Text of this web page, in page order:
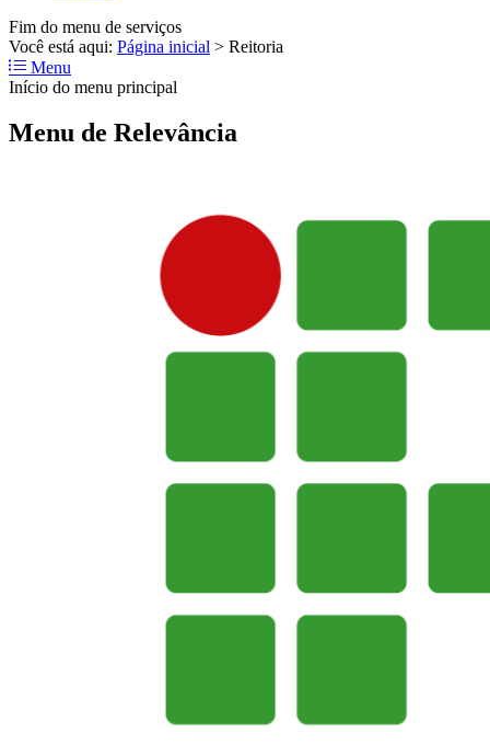
Fim do menu de serviços
Você está aqui: Página inicial > Reitoria
Menu
Início do menu principal
Menu de Relevância